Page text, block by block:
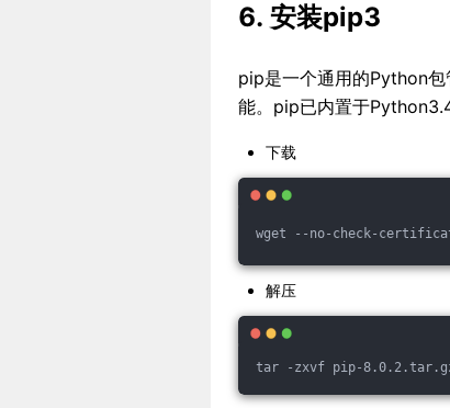
6. 安装pip3
pip是一个通用的Python
能。pip已内置于
下载
wget --no-check-
解压
tar -zxvf pip-